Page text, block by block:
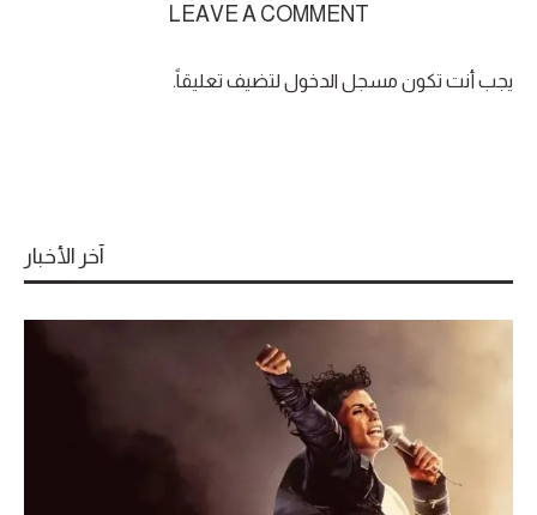
LEAVE A COMMENT
يجب أنت تكون مسجل الدخول لتضيف تعليقاً.
آخر الأخبار